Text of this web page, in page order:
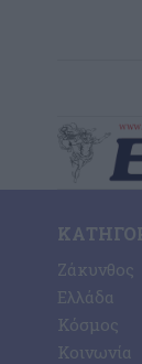
Ζάκυνθος
Ελλάδα
Κόσμος
Κοινωνία